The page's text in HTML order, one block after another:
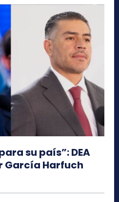
su país”: DEA
García Harfuch